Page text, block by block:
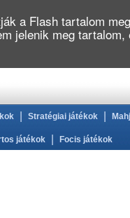
Stratégiai játékok
játékok Focis játékok
a Flash tartalom
jelenik meg